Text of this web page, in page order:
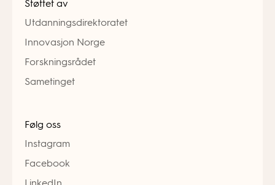
Støttet av
Utdanningsdirektoratet
Innovasjon Norge
Forskningsrådet
Sametinget
Følg oss
Instagram
Facebook